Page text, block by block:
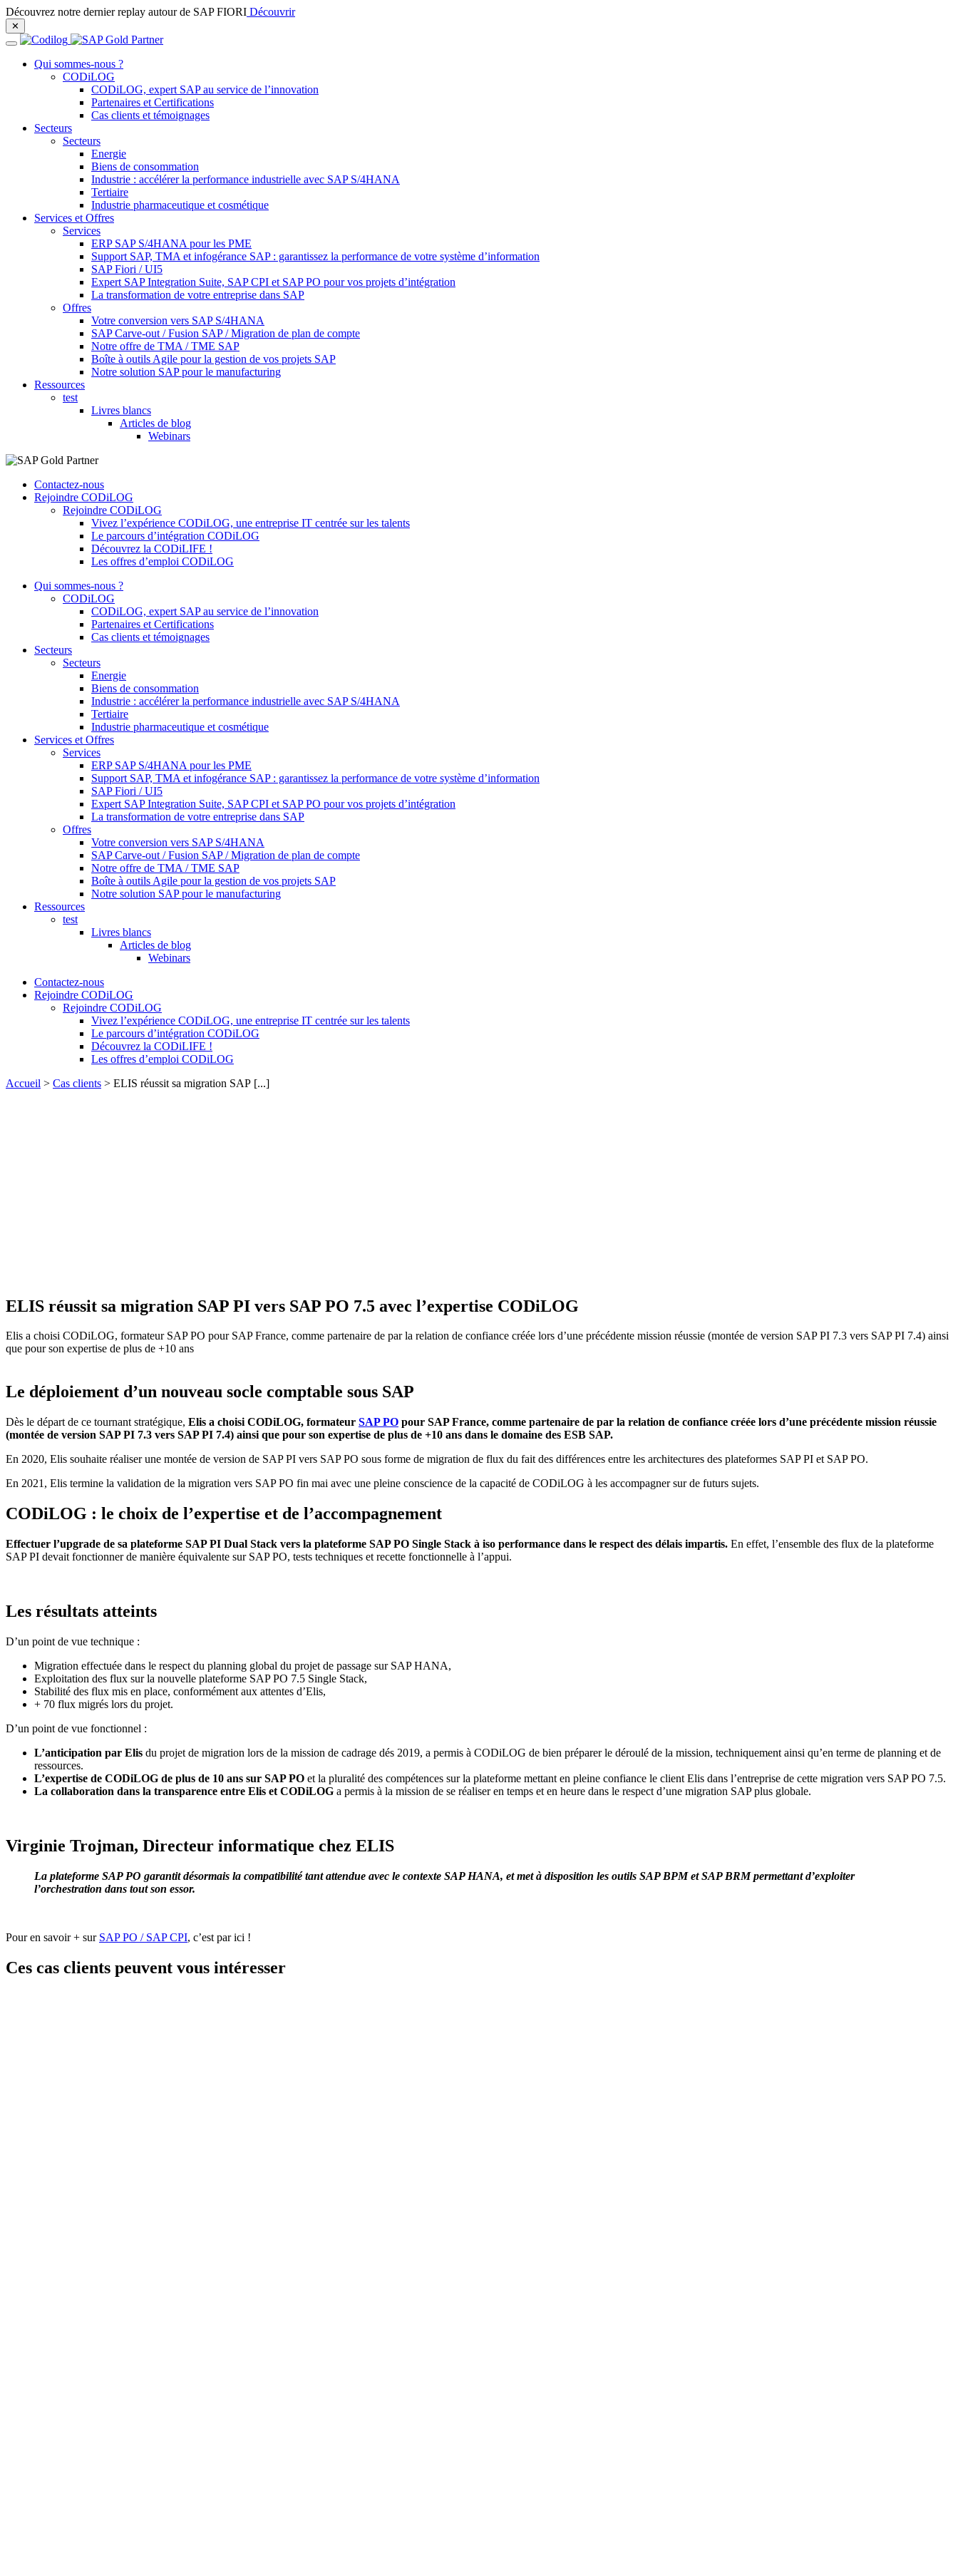
Découvrez notre dernier replay autour de SAP FIORI Découvrir
✕︎
Qui sommes-nous ?
CODiLOG
CODiLOG, expert SAP au service de l’innovation
Partenaires et Certifications
Cas clients et témoignages
Secteurs
Secteurs
Energie
Biens de consommation
Industrie : accélérer la performance industrielle avec SAP S/4HANA
Tertiaire
Industrie pharmaceutique et cosmétique
Services et Offres
Services
ERP SAP S/4HANA pour les PME
Support SAP, TMA et infogérance SAP : garantissez la performance de votre système d’information
SAP Fiori / UI5
Expert SAP Integration Suite, SAP CPI et SAP PO pour vos projets d’intégration
La transformation de votre entreprise dans SAP
Offres
Votre conversion vers SAP S/4HANA
SAP Carve-out / Fusion SAP / Migration de plan de compte
Notre offre de TMA / TME SAP
Boîte à outils Agile pour la gestion de vos projets SAP
Notre solution SAP pour le manufacturing
Ressources
test
Livres blancs
Articles de blog
Webinars
Contactez-nous
Rejoindre CODiLOG
Rejoindre CODiLOG
Vivez l’expérience CODiLOG, une entreprise IT centrée sur les talents
Le parcours d’intégration CODiLOG
Découvrez la CODiLIFE !
Les offres d’emploi CODiLOG
Qui sommes-nous ?
CODiLOG
CODiLOG, expert SAP au service de l’innovation
Partenaires et Certifications
Cas clients et témoignages
Secteurs
Secteurs
Energie
Biens de consommation
Industrie : accélérer la performance industrielle avec SAP S/4HANA
Tertiaire
Industrie pharmaceutique et cosmétique
Services et Offres
Services
ERP SAP S/4HANA pour les PME
Support SAP, TMA et infogérance SAP : garantissez la performance de votre système d’information
SAP Fiori / UI5
Expert SAP Integration Suite, SAP CPI et SAP PO pour vos projets d’intégration
La transformation de votre entreprise dans SAP
Offres
Votre conversion vers SAP S/4HANA
SAP Carve-out / Fusion SAP / Migration de plan de compte
Notre offre de TMA / TME SAP
Boîte à outils Agile pour la gestion de vos projets SAP
Notre solution SAP pour le manufacturing
Ressources
test
Livres blancs
Articles de blog
Webinars
Contactez-nous
Rejoindre CODiLOG
Rejoindre CODiLOG
Vivez l’expérience CODiLOG, une entreprise IT centrée sur les talents
Le parcours d’intégration CODiLOG
Découvrez la CODiLIFE !
Les offres d’emploi CODiLOG
Accueil > Cas clients > ELIS réussit sa migration SAP [...]
ELIS réussit sa migration SAP PI vers SAP PO 7.5 avec l’expertise CODiLOG
Elis a choisi CODiLOG, formateur SAP PO pour SAP France, comme partenaire de par la relation de confiance créée lors d’une précédente mission réussie (montée de version SAP PI 7.3 vers SAP PI 7.4) ainsi
que pour son expertise de plus de +10 ans
Le déploiement d’un nouveau socle comptable sous SAP
Dès le départ de ce tournant stratégique, Elis a choisi CODiLOG, formateur SAP PO pour SAP France, comme partenaire de par la relation de confiance créée lors d’une précédente mission réussie
(montée de version SAP PI 7.3 vers SAP PI 7.4) ainsi que pour son expertise de plus de +10 ans dans le domaine des ESB SAP.
En 2020, Elis souhaite réaliser une montée de version de SAP PI vers SAP PO sous forme de migration de flux du fait des différences entre les architectures des plateformes SAP PI et SAP PO.
En 2021, Elis termine la validation de la migration vers SAP PO fin mai avec une pleine conscience de la capacité de CODiLOG à les accompagner sur de futurs sujets.
CODiLOG : le choix de l’expertise et de l’accompagnement
Effectuer l’upgrade de sa plateforme SAP PI Dual Stack vers la plateforme SAP PO Single Stack à iso performance dans le respect des délais impartis. En effet, l’ensemble des flux de la plateforme
SAP PI devait fonctionner de manière équivalente sur SAP PO, tests techniques et recette fonctionnelle à l’appui.
Les résultats atteints
D’un point de vue technique :
Migration effectuée dans le respect du planning global du projet de passage sur SAP HANA,
Exploitation des flux sur la nouvelle plateforme SAP PO 7.5 Single Stack,
Stabilité des flux mis en place, conformément aux attentes d’Elis,
+ 70 flux migrés lors du projet.
D’un point de vue fonctionnel :
L’anticipation par Elis du projet de migration lors de la mission de cadrage dés 2019, a permis à CODiLOG de bien préparer le déroulé de la mission, techniquement ainsi qu’en terme de planning et de
ressources.
L’expertise de CODiLOG de plus de 10 ans sur SAP PO et la pluralité des compétences sur la plateforme mettant en pleine confiance le client Elis dans l’entreprise de cette migration vers SAP PO 7.5.
La collaboration dans la transparence entre Elis et CODiLOG a permis à la mission de se réaliser en temps et en heure dans le respect d’une migration SAP plus globale.
Virginie Trojman, Directeur informatique chez ELIS
La plateforme SAP PO garantit désormais la compatibilité tant attendue avec le contexte SAP HANA, et met à disposition les outils SAP BPM et SAP BRM permettant d’exploiter
l’orchestration dans tout son essor.
Pour en savoir + sur SAP PO / SAP CPI, c’est par ici !
Ces cas clients peuvent vous intéresser